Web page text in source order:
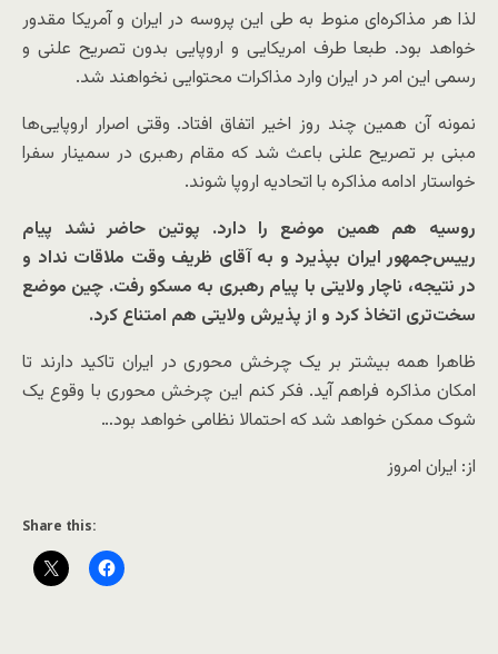
لذا هر مذاکره‌ای منوط به طی این پروسه در ایران و آمریکا مقدور
خواهد بود. طبعا طرف امریکایی و اروپایی بدون تصریح علنی و
رسمی این امر در ایران وارد مذاکرات محتوایی نخواهند شد.
نمونه آن همین چند روز اخیر اتفاق افتاد. وقتی اصرار اروپایی‌ها
مبنی بر تصریح علنی باعث شد که مقام رهبری در سمینار سفرا
خواستار ادامه مذاکره با اتحادیه اروپا شوند.
روسیه هم همین موضع را دارد. پوتین حاضر نشد پیام
رییس‌جمهور ایران بپذیرد و به آقای ظریف وقت ملاقات نداد و
در نتیجه، ناچار ولایتی با پیام رهبری به مسکو رفت. چین موضع
سخت‌تری اتخاذ کرد و از پذیرش ولایتی هم امتناع کرد.
ظاهرا همه بیشتر بر یک چرخش محوری در ایران تاکید دارند تا
امکان مذاکره فراهم آید. فکر کنم این چرخش محوری با وقوع یک
شوک ممکن خواهد شد که احتمالا نظامی خواهد بود…
از: ایران امروز
Share this: